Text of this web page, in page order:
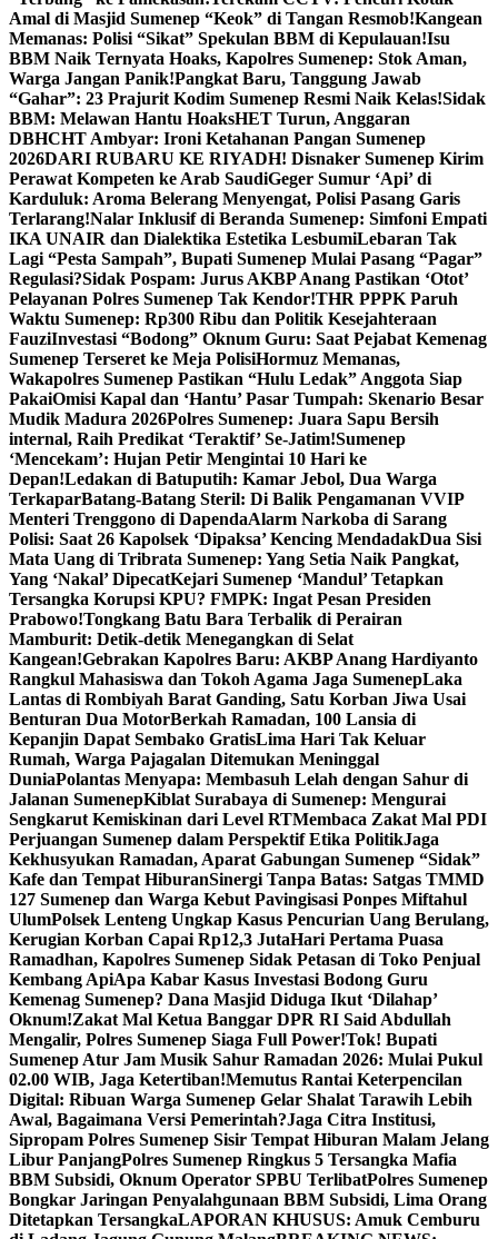
Amal di Masjid Sumenep “Keok” di Tangan Resmob!Kangean
Memanas: Polisi “Sikat” Spekulan BBM di Kepulauan!Isu
BBM Naik Ternyata Hoaks, Kapolres Sumenep: Stok Aman,
Warga Jangan Panik!Pangkat Baru, Tanggung Jawab
“Gahar”: 23 Prajurit Kodim Sumenep Resmi Naik Kelas!Sidak
BBM: Melawan Hantu HoaksHET Turun, Anggaran
DBHCHT Ambyar: Ironi Ketahanan Pangan Sumenep
2026DARI RUBARU KE RIYADH! Disnaker Sumenep Kirim
Perawat Kompeten ke Arab SaudiGeger Sumur ‘Api’ di
Karduluk: Aroma Belerang Menyengat, Polisi Pasang Garis
Terlarang!Nalar Inklusif di Beranda Sumenep: Simfoni Empati
IKA UNAIR dan Dialektika Estetika LesbumiLebaran Tak
Lagi “Pesta Sampah”, Bupati Sumenep Mulai Pasang “Pagar”
Regulasi?Sidak Pospam: Jurus AKBP Anang Pastikan ‘Otot’
Pelayanan Polres Sumenep Tak Kendor!THR PPPK Paruh
Waktu Sumenep: Rp300 Ribu dan Politik Kesejahteraan
FauziInvestasi “Bodong” Oknum Guru: Saat Pejabat Kemenag
Sumenep Terseret ke Meja PolisiHormuz Memanas,
Wakapolres Sumenep Pastikan “Hulu Ledak” Anggota Siap
PakaiOmisi Kapal dan ‘Hantu’ Pasar Tumpah: Skenario Besar
Mudik Madura 2026Polres Sumenep: Juara Sapu Bersih
internal, Raih Predikat ‘Teraktif’ Se-Jatim!Sumenep
‘Mencekam’: Hujan Petir Mengintai 10 Hari ke
Depan!Ledakan di Batuputih: Kamar Jebol, Dua Warga
TerkaparBatang-Batang Steril: Di Balik Pengamanan VVIP
Menteri Trenggono di DapendaAlarm Narkoba di Sarang
Polisi: Saat 26 Kapolsek ‘Dipaksa’ Kencing MendadakDua Sisi
Mata Uang di Tribrata Sumenep: Yang Setia Naik Pangkat,
Yang ‘Nakal’ DipecatKejari Sumenep ‘Mandul’ Tetapkan
Tersangka Korupsi KPU? FMPK: Ingat Pesan Presiden
Prabowo!Tongkang Batu Bara Terbalik di Perairan
Mamburit: Detik-detik Menegangkan di Selat
Kangean!Gebrakan Kapolres Baru: AKBP Anang Hardiyanto
Rangkul Mahasiswa dan Tokoh Agama Jaga SumenepLaka
Lantas di Rombiyah Barat Ganding, Satu Korban Jiwa Usai
Benturan Dua MotorBerkah Ramadan, 100 Lansia di
Kepanjin Dapat Sembako GratisLima Hari Tak Keluar
Rumah, Warga Pajagalan Ditemukan Meninggal
DuniaPolantas Menyapa: Membasuh Lelah dengan Sahur di
Jalanan SumenepKiblat Surabaya di Sumenep: Mengurai
Sengkarut Kemiskinan dari Level RTMembaca Zakat Mal PDI
Perjuangan Sumenep dalam Perspektif Etika PolitikJaga
Kekhusyukan Ramadan, Aparat Gabungan Sumenep “Sidak”
Kafe dan Tempat HiburanSinergi Tanpa Batas: Satgas TMMD
127 Sumenep dan Warga Kebut Pavingisasi Ponpes Miftahul
UlumPolsek Lenteng Ungkap Kasus Pencurian Uang Berulang,
Kerugian Korban Capai Rp12,3 JutaHari Pertama Puasa
Ramadhan, Kapolres Sumenep Sidak Petasan di Toko Penjual
Kembang ApiApa Kabar Kasus Investasi Bodong Guru
Kemenag Sumenep? Dana Masjid Diduga Ikut ‘Dilahap’
Oknum!Zakat Mal Ketua Banggar DPR RI Said Abdullah
Mengalir, Polres Sumenep Siaga Full Power!Tok! Bupati
Sumenep Atur Jam Musik Sahur Ramadan 2026: Mulai Pukul
02.00 WIB, Jaga Ketertiban!Memutus Rantai Keterpencilan
Digital: Ribuan Warga Sumenep Gelar Shalat Tarawih Lebih
Awal, Bagaimana Versi Pemerintah?Jaga Citra Institusi,
Sipropam Polres Sumenep Sisir Tempat Hiburan Malam Jelang
Libur PanjangPolres Sumenep Ringkus 5 Tersangka Mafia
BBM Subsidi, Oknum Operator SPBU TerlibatPolres Sumenep
Bongkar Jaringan Penyalahgunaan BBM Subsidi, Lima Orang
Ditetapkan TersangkaLAPORAN KHUSUS: Amuk Cemburu